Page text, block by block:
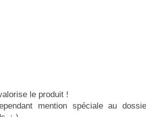
le produit !
mention spéciale au